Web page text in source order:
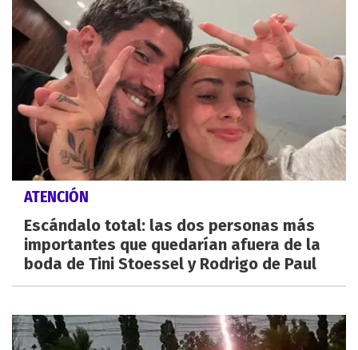
ATENCIÓN
Escándalo total: las dos personas más
importantes que quedarían afuera de la
boda de Tini Stoessel y Rodrigo de Paul